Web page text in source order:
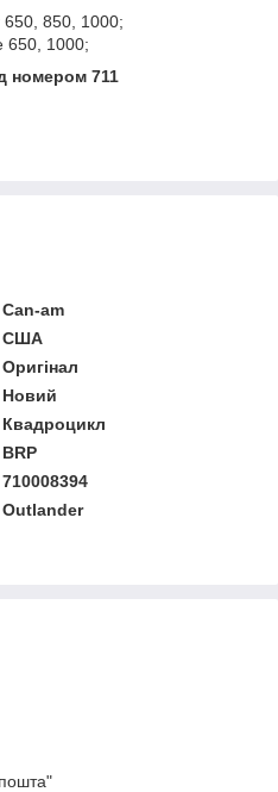
850, 1000;
650, 1000;
номером 711
Can-am
США
Оригінал
Новий
Квадроцикл
BRP
710008394
Outlander